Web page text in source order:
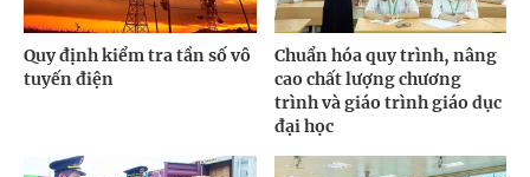
Quy định kiểm tra tần số vô
tuyến điện
Chuẩn hóa quy trình, nâng
cao chất lượng chương
trình và giáo trình giáo dục
đại học